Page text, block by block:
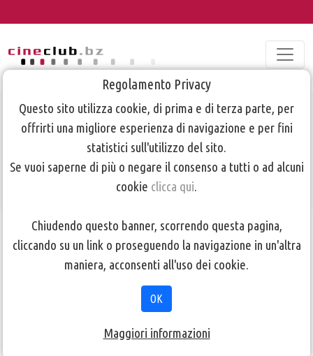
Regolamento Privacy
Questo sito utilizza cookie, di prima e di terza parte, per
offrirti una migliore esperienza di navigazione e per fini
statistici sull'utilizzo del sito.
Se vuoi saperne di più o negare il consenso a tutti o ad alcuni
cookie clicca qui.
Chiudendo questo banner, scorrendo questa pagina,
cliccando su un link o proseguendo la navigazione in un'altra
maniera, acconsenti all'uso dei cookie.
OK
Maggiori informazioni
2017 sabato 6
maggio
TORNA ALLA PAGINA PRECEDENTE
orso di Video 2017 - 9ª lezione